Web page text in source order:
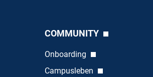
COMMUNITY
Onboarding
Campusleben